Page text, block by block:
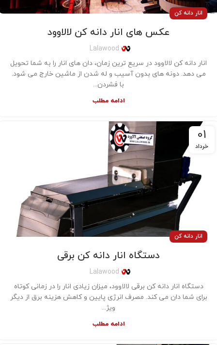
انار دانه کن
عکس های انار دانه کن لالاوود
Lalawood
انار دانه کن لالاوود در سریع ترین زمان، دان های انار را به شما تحویل
می دهد. دونه های بدون آسیب و له شدن از ماشین خارج می شود.
با فشردن...
ادامه مطلب
01
خرداد
انار دانه کن
دستگاه انار دانه کن برقی
Lalawood
دستگاه انار دانه کن برقی لالاوود، میزان زیادی انار را در زمانی کوتاه
برای شما دان می کند. مصرف انرژی پایین و کاهش هزینه برق از دیگر
ویژ...
ادامه مطلب